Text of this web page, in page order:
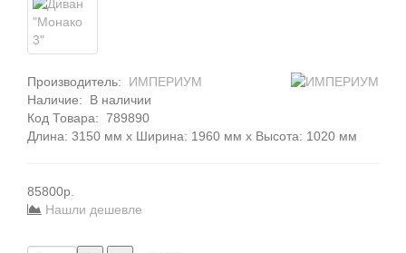
Производитель:
ИМПЕРИУМ
Наличие: В наличии
Код Товара: 789890
Длина: 3150 мм x Ширина: 1960 мм x Высота: 1020 мм
85800р.
Нашли дешевле